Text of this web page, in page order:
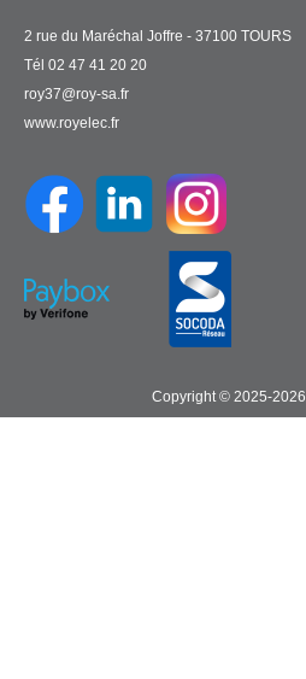
2 rue du Maréchal Joffre - 37100 TOURS
Tél 02 47 41 20 20
roy37@roy-sa.fr
www.royelec.fr
Copyright © 2025-2026